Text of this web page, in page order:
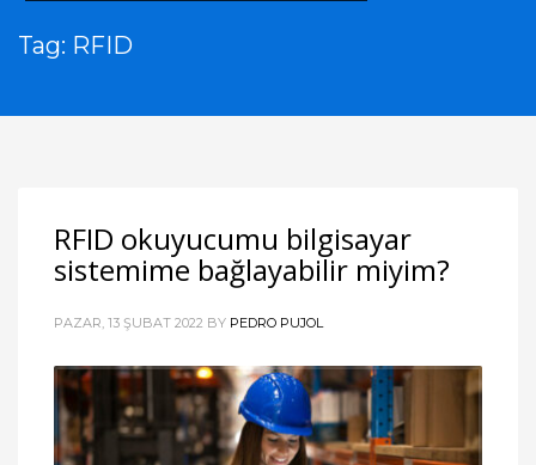
Tag: RFID
RFID okuyucumu bilgisayar
sistemime bağlayabilir miyim?
PAZAR, 13 ŞUBAT 2022 BY PEDRO PUJOL